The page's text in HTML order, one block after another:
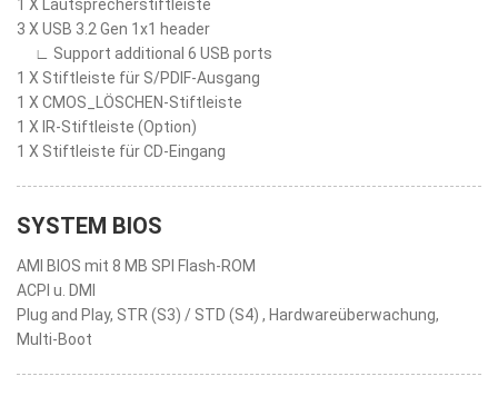
1 X Lautsprecherstiftleiste
3 X USB 3.2 Gen 1x1 header
∟ Support additional 6 USB ports
1 X Stiftleiste für S/PDIF-Ausgang
1 X CMOS_LÖSCHEN-Stiftleiste
1 X IR-Stiftleiste (Option)
1 X Stiftleiste für CD-Eingang
SYSTEM BIOS
AMI BIOS mit 8 MB SPI Flash-ROM
ACPI u. DMI
Plug and Play, STR (S3) / STD (S4) , Hardwareüberwachung,
Multi-Boot